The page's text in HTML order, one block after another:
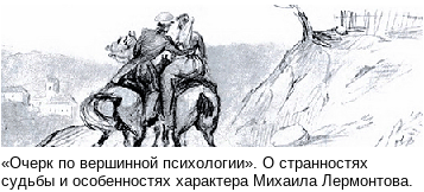
«Очерк по вершинной психологии». О странностях
судьбы и особенностях характера Михаила Лермонтова.